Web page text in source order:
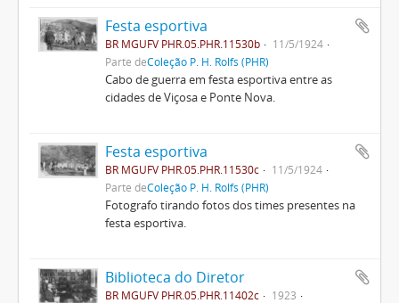
Festa esportiva
BR MGUFV PHR.05.PHR.11530b
11/5/1924
Parte deColeção P. H. Rolfs (PHR)
Cabo de guerra em festa esportiva entre as
cidades de Viçosa e Ponte Nova.
Festa esportiva
BR MGUFV PHR.05.PHR.11530c
11/5/1924
Parte deColeção P. H. Rolfs (PHR)
Fotografo tirando fotos dos times presentes na
festa esportiva.
Biblioteca do Diretor
BR MGUFV PHR.05.PHR.11402c
1923